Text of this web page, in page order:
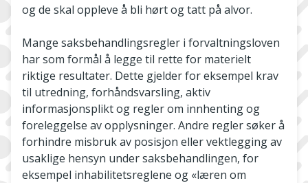
og de skal oppleve å bli hørt og tatt på alvor.
Mange saksbehandlingsregler i forvaltningsloven
har som formål å legge til rette for materielt
riktige resultater. Dette gjelder for eksempel krav
til utredning, forhåndsvarsling, aktiv
informasjonsplikt og regler om innhenting og
foreleggelse av opplysninger. Andre regler søker å
forhindre misbruk av posisjon eller vektlegging av
usaklige hensyn under saksbehandlingen, for
eksempel inhabilitetsreglene og «læren om